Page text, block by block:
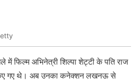
में फिल्म अभिनेत्री शिल्पा शेट्टी के पति राज
किए गए थे। अब उनका कनेक्शन लखनऊ से